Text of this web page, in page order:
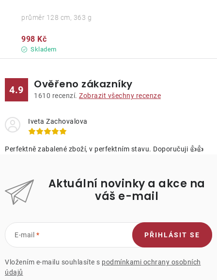
Skladem
998 Kč
průměr 128 cm, 363 g
4.9 Ověřeno zákazníky
1610 recenzí. Zobrazit všechny recenze
Iveta Zachovalova
Perfektně zabalené zboží, v perfektním stavu. Doporučuji 👍👍
Aktuální novinky a akce na
váš e-mail
E-mail
Vložením e-mailu souhlasíte s podmínkami ochrany osobních
údajů
PŘIHLÁSIT SE